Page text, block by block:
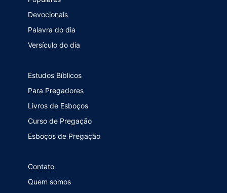
Devocionais
Palavra do dia
Versículo do dia
Estudos Bíblicos
Para Pregadores
Livros de Esboços
Curso de Pregação
Esboços de Pregação
Contato
Quem somos